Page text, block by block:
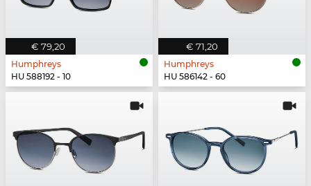
€ 79,20
Humphreys
HU 588192 - 10
€ 71,20
Humphreys
HU 586142 - 60